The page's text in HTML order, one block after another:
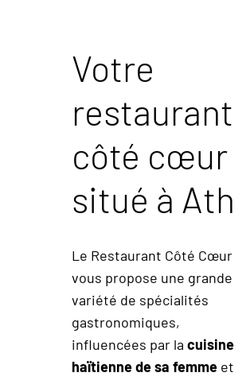
Votre
restaurant
côté cœur
situé à Ath
Le Restaurant Côté Cœur
vous propose une grande
variété de spécialités
gastronomiques,
influencées par la cuisine
haïtienne de sa femme et